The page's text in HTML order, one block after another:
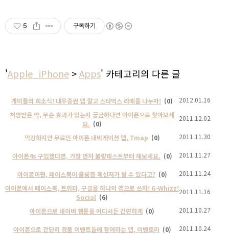
5 구독하기
'Apple_iPhone >Apps' 카테고리의 다른 글
개미들의 희소식! 대우증권 앱 깔고 스타벅스 라떼를 나누자! (0)
2012.01.16
처방받은 약, 무슨 효과가 있는지 궁금하다면 아이폰으로 찾아보세
요. (0)
2011.12.02
막강하지만 무료인 아이폰 내비게이션 앱, Tmap (0) 2011.11.30
아이폰4s 구입했다면, 가장 먼저 불량테스트부터 해보세요. (0) 2011.11.27
아이폰이면, 페이스북이 훌륭한 메신저가 될 수 있다고? (0)
2011.11.24
아이폰에서 페이스북, 트위터, 구글을 하나의 앱으로 쓰자! G-Whizz!
Social (6)
2011.11.16
아이폰으로 네이버 웹툰을 어디서든 간편하게 (0) 2011.10.27
아이폰으로 간단히 경품 이벤트들에 참여하는 앱, 이벤토리 (0)
2011.10.24